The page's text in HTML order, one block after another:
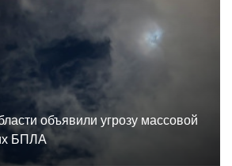
объявили угрозу массовой
БПЛА